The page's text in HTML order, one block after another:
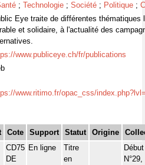
; Technologie ; Société ; Politique ;
Eye traite de différentes thématiques
et solidaire, à l'actualité des
www.publiceye.ch/fr/publications
www.ritimo.fr/opac_css/
Cote Support Statut Origine
CD75
DE
En ligne
Titre
en
Début
N°29,